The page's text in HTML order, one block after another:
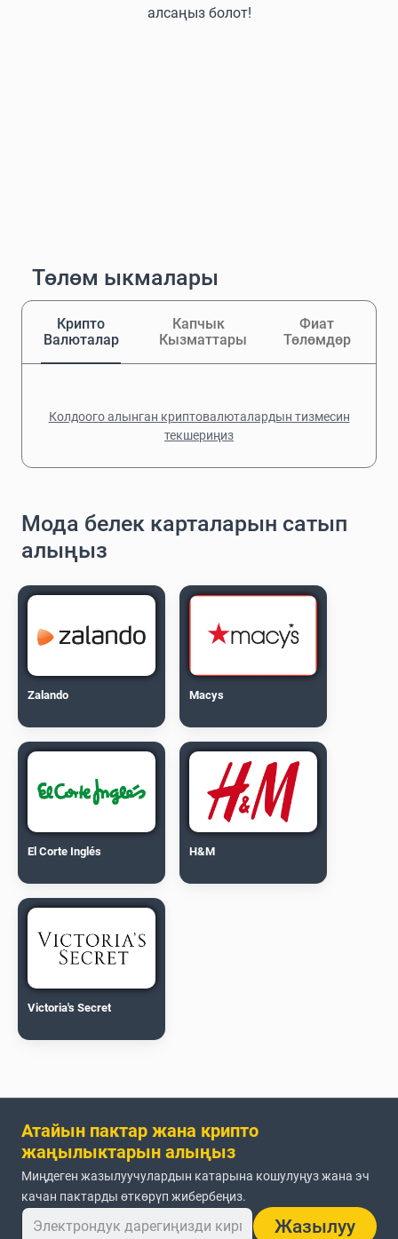
алсаңыз болот!
Төлөм ыкмалары
Крипто
Валюталар
Капчык
Кызматтары
Фиат
Төлөмдөр
Колдоого алынган криптовалюталардын тизмесин
текшериңиз
Мода белек карталарын сатып
алыңыз
Zalando Macys
El Corte Inglés H&M
Victoria's Secret
Атайын пактар жана крипто
жаңылыктарын алыңыз
Миңдеген жазылуучулардын катарына кошулуңуз жана эч
качан пактарды өткөрүп жибербеңиз.
Жазылуу